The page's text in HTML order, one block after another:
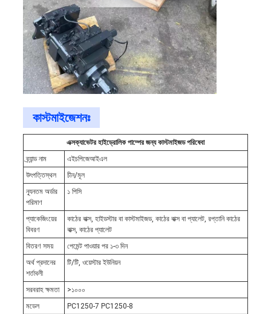
কাস্টমাইজেশনঃ
এক্সক্যাভেটর হাইড্রোলিক পাম্পের জন্য কাস্টমাইজড পরিষেবা
ব্র্যান্ড নাম
এইচপিজেআইএল
উৎপত্তিস্থল
চীন/মূল
ন্যূনতম অর্ডার
পরিমাণ
১ পিসি
প্যাকেজিংয়ের
বিবরণ
কাঠের বাক্স, হাইডস্টার বা কাস্টমাইজড, কাঠের বাক্স বা প্যালেট, রপ্তানি কাঠের
বাক্স, কাঠের প্যালেট
বিতরণ সময়
পেমেন্ট পাওয়ার পর ১-৩ দিন
অর্থ প্রদানের
শর্তাবলী
টি/টি, ওয়েস্টার ইউনিয়ন
সরবরাহ ক্ষমতা
>১০০০
মডেল
PC1250-7 PC1250-8